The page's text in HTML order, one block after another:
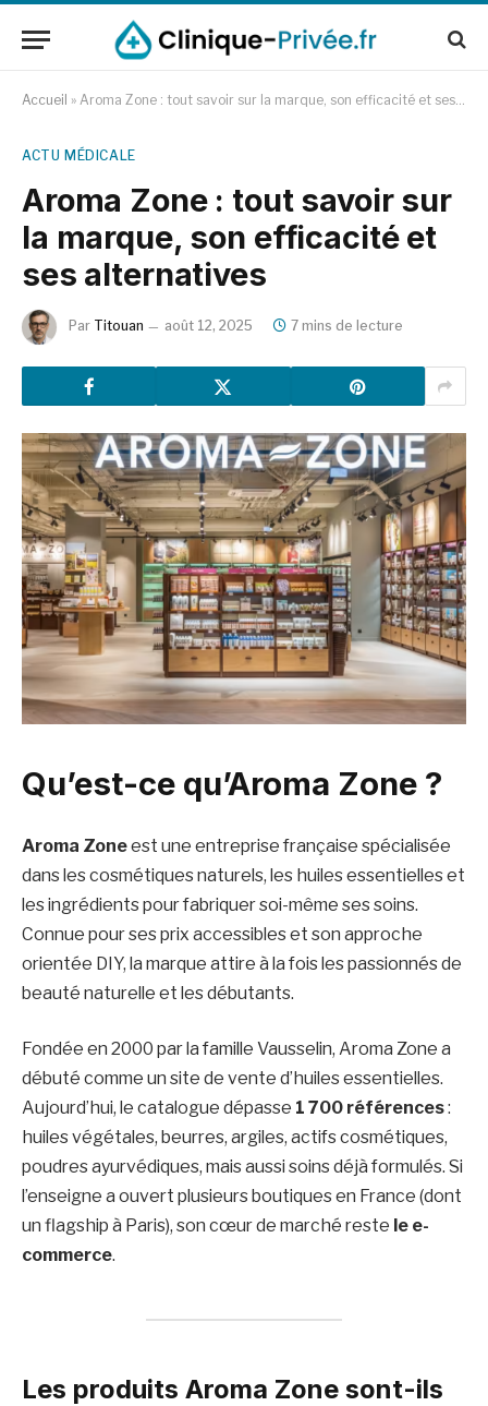
Accueil » Aroma Zone : tout savoir sur la marque, son efficacité et ses alternatives
ACTU MÉDICALE
Aroma Zone : tout savoir sur
la marque, son efficacité et
ses alternatives
Par Titouan août 12, 2025 7 mins de lecture
Qu’est-ce qu’Aroma Zone ?
Aroma Zoneest une entreprise française spécialisée
dans les cosmétiques naturels, les huiles essentielles et
les ingrédients pour fabriquer soi-même ses soins.
Connue pour ses prix accessibles et son approche
orientée DIY, la marque attire à la fois les passionnés de
beauté naturelle et les débutants.
Fondée en 2000 par la famille Vausselin, Aroma Zone a
débuté comme un site de vente d’huiles essentielles.
Aujourd’hui, le catalogue dépasse 1 700 références:
huiles végétales, beurres, argiles, actifs cosmétiques,
poudres ayurvédiques, mais aussi soins déjà formulés. Si
l’enseigne a ouvert plusieurs boutiques en France (dont
un flagship à Paris), son cœur de marché reste le e-
commerce.
Les produits Aroma Zone sont-ils